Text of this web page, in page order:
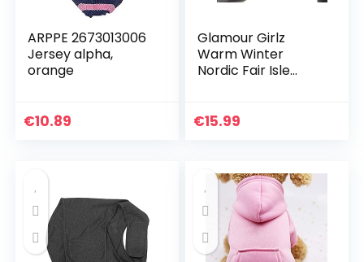
ARPPE 2673013006
Jersey alpha,
orange
€10.89
Glamour Girlz
Warm Winter
Nordic Fair Isle
Jumper Groen
€15.99